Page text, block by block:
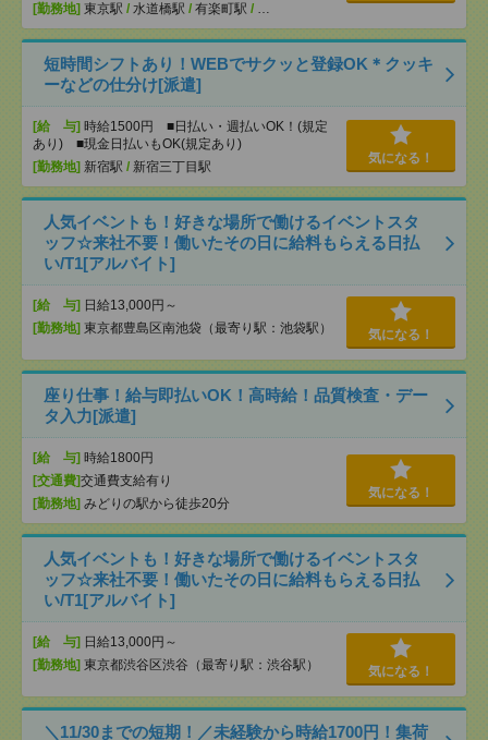
[勤務地] 東京駅 / 水道橋駅 / 有楽町駅 / …
短時間シフトあり！WEBでサクッと登録OK＊クッキ
ーなどの仕分け[派遣]
[給 与] 時給1500円 ■日払い・週払いOK！(規定
あり) ■現金日払いもOK(規定あり)
[勤務地] 新宿駅 / 新宿三丁目駅
気になる！
人気イベントも！好きな場所で働けるイベントスタ
ッフ☆来社不要！働いたその日に給料もらえる日払
い/T1[アルバイト]
[給 与] 日給13,000円～
[勤務地] 東京都豊島区南池袋（最寄り駅：池袋駅） 気になる！
座り仕事！給与即払いOK！高時給！品質検査・デー
タ入力[派遣]
[給 与] 時給1800円
[交通費]交通費支給有り
[勤務地] みどりの駅から徒歩20分
気になる！
人気イベントも！好きな場所で働けるイベントスタ
ッフ☆来社不要！働いたその日に給料もらえる日払
い/T1[アルバイト]
[給 与] 日給13,000円～
[勤務地] 東京都渋谷区渋谷（最寄り駅：渋谷駅） 気になる！
＼11/30までの短期！／未経験から時給1700円！集荷